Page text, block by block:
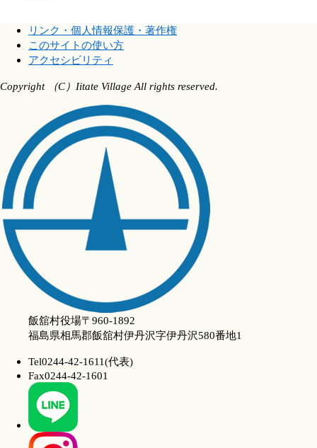
リンク・個人情報保護・著作権
このサイトの使い方
アクセシビリティ
Copyright （C）Iitate Village All rights reserved.
飯舘村役場〒960-1892
福島県相馬郡飯舘村伊丹沢字伊丹沢580番地1
Tel0244-42-1611(代表)
Fax0244-42-1601